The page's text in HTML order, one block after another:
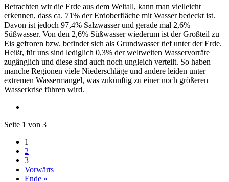
Betrachten wir die Erde aus dem Weltall, kann man vielleicht
erkennen, dass ca. 71% der Erdoberfläche mit Wasser bedeckt ist.
Davon ist jedoch 97,4% Salzwasser und gerade mal 2,6%
Süßwasser. Von den 2,6% Süßwasser wiederum ist der Großteil zu
Eis gefroren bzw. befindet sich als Grundwasser tief unter der Erde.
Heißt, für uns sind lediglich 0,3% der weltweiten Wasservorräte
zugänglich und diese sind auch noch ungleich verteilt. So haben
manche Regionen viele Niederschläge und andere leiden unter
extremen Wassermangel, was zukünftig zu einer noch größeren
Wasserkrise führen wird.
Seite 1 von 3
1
2
3
Vorwärts
Ende »